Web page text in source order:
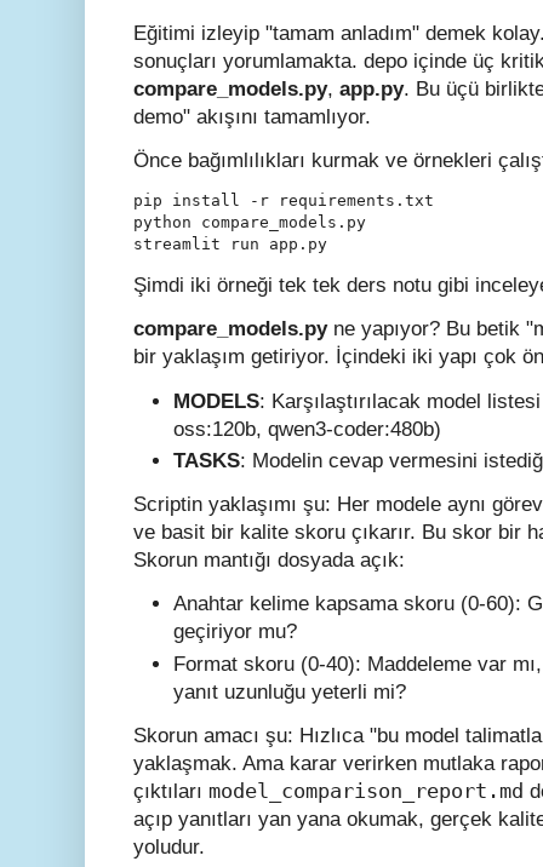
Eğitimi izleyip "tamam anladım" demek
sonuçları yorumlamakta. depo içinde üç
compare_models.py, app.py. Bu üçü
demo" akışını tamamlıyor.
Önce bağımlılıkları kurmak ve örnekleri
pip install -r requirements.txt
python compare_models.py
streamlit run app.py
Şimdi iki örneği tek tek ders notu gibi
compare_models.pyne yapıyor? Bu betik
bir yaklaşım getiriyor. İçindeki iki yapı çok
MODELS: Karşılaştırılacak model
oss:120b, qwen3-coder:480b)
TASKS: Modelin cevap vermesini
Scriptin yaklaşımı şu: Her modele aynı
ve basit bir kalite skoru çıkarır. Bu skor bir
Skorun mantığı dosyada açık:
Anahtar kelime kapsama skoru (0-60):
geçiriyor mu?
Format skoru (0-40): Maddeleme var
yanıt uzunluğu yeterli mi?
Skorun amacı şu: Hızlıca "bu model
yaklaşmak. Ama karar verirken mutlaka
çıktıları model_comparison_report.md
açıp yanıtları yan yana okumak, gerçek
yoludur.